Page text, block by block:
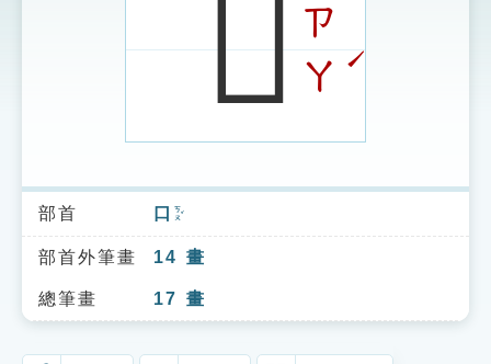
索引選單
知識索引
單字索引
𡁕ㄗ
ㄚˊ
部首 口 ㄎㄡˇ
部首外筆畫 14 畫
總筆畫 17 畫